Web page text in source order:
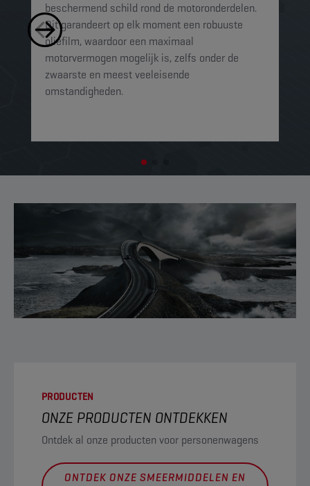
beschermend schild rond de motoronderdelen.
Dit garandeert op elk moment een robuuste
oliefilm, waardoor een maximaal
motorvermogen mogelijk is, zelfs onder de
zwaarste en meest veeleisende
omstandigheden.
PRODUCTEN
ONZE PRODUCTEN ONTDEKKEN
Ontdek al onze producten voor personenwagens
ONTDEK ONZE SMEERMIDDELEN EN